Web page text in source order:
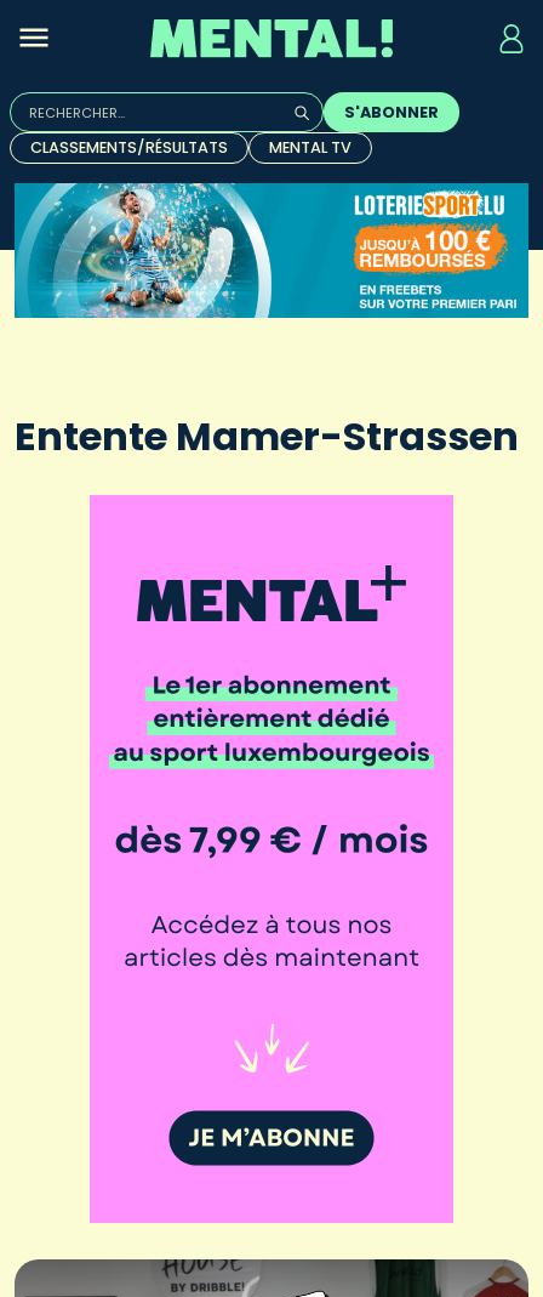
Rechercher :
Quand les résultats de l'auto-complétion sont
S'ABONNER
CLASSEMENTS/RÉSULTATS
MENTAL TV
Entente Mamer-Strassen